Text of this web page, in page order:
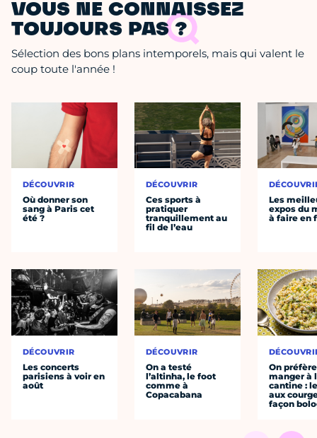
VOUS NE CONNAISSEZ
TOUJOURS PAS ?
Sélection des bons plans intemporels, mais qui valent le
coup toute l'année !
DÉCOUVRIR
Où donner son
sang à Paris cet
été ?
DÉCOUVRIR
Les concerts
parisiens à voir en
août
DÉCOUVRIR
Ces sports à
pratiquer
tranquillement au
fil de l’eau
DÉCOUVRIR
On a testé
l’altinha, le foot
comme à
Copacabana
Les
expos du
à faire en
On préfère
manger à
cantine :
aux
façon